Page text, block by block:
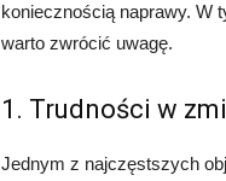
koniecznością naprawy. W
warto zwrócić uwagę.
1. Trudności w
Jednym z najczęstszych